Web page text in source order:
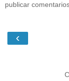
publicar
‹